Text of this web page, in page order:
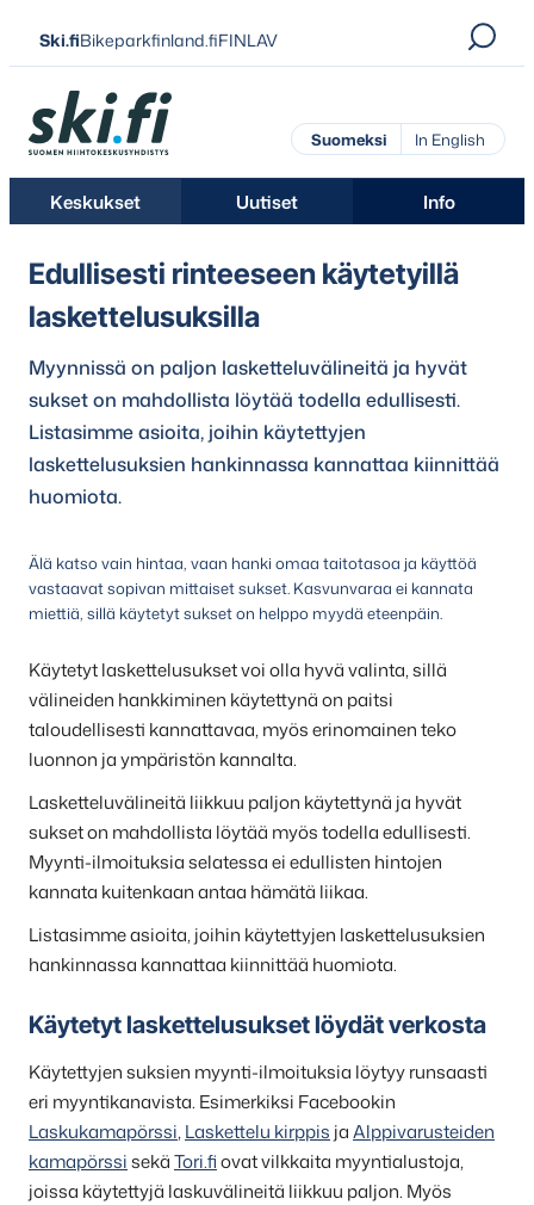
Siirry
suoraan
sisältöön
Ski.fiBikeparkfinland.fiFINLAV
Ski.fi
Suomeksi In English
Keskukset Uutiset Info
Edullisesti rinteeseen käytetyillä
laskettelusuksilla
Myynnissä on paljon lasketteluvälineitä ja hyvät
sukset on mahdollista löytää todella edullisesti.
Listasimme asioita, joihin käytettyjen
laskettelusuksien hankinnassa kannattaa kiinnittää
huomiota.
Älä katso vain hintaa, vaan hanki omaa taitotasoa ja käyttöä
vastaavat sopivan mittaiset sukset. Kasvunvaraa ei kannata
miettiä, sillä käytetyt sukset on helppo myydä eteenpäin.
Käytetyt laskettelusukset voi olla hyvä valinta, sillä
välineiden hankkiminen käytettynä on paitsi
taloudellisesti kannattavaa, myös erinomainen teko
luonnon ja ympäristön kannalta.
Lasketteluvälineitä liikkuu paljon käytettynä ja hyvät
sukset on mahdollista löytää myös todella edullisesti.
Myynti-ilmoituksia selatessa ei edullisten hintojen
kannata kuitenkaan antaa hämätä liikaa.
Listasimme asioita, joihin käytettyjen laskettelusuksien
hankinnassa kannattaa kiinnittää huomiota.
Käytetyt laskettelusukset löydät verkosta
Käytettyjen suksien myynti-ilmoituksia löytyy runsaasti
eri myyntikanavista. Esimerkiksi Facebookin
Laskukamapörssi,Laskettelu kirppis jaAlppivarusteiden
kamapörssisekäTori.fiovat vilkkaita myyntialustoja,
joissa käytettyjä laskuvälineitä liikkuu paljon. Myös